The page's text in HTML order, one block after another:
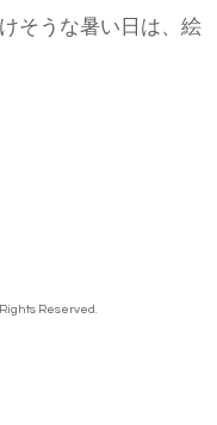
そうな暑い日は、絵
Reserved.